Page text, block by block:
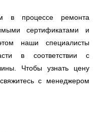
в процессе ремонта
сертификатами и
наши специалисты
в соответствии с
Чтобы узнать цену
с менеджером